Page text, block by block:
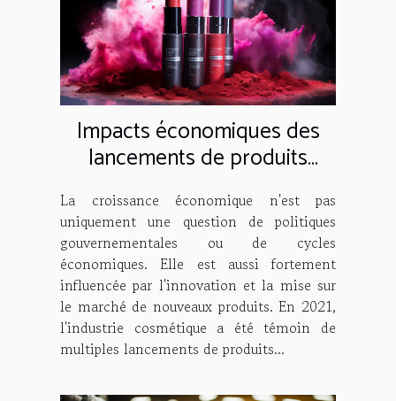
Impacts économiques des
lancements de produits
Maybelline en 2021
La croissance économique n'est pas
uniquement une question de politiques
gouvernementales ou de cycles
économiques. Elle est aussi fortement
influencée par l'innovation et la mise sur
le marché de nouveaux produits. En 2021,
l'industrie cosmétique a été témoin de
multiples lancements de produits...